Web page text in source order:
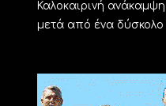
Καλοκαιρινή
μετά από ένα δύσκολο